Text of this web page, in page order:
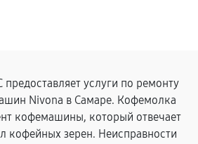
услуги по ремонту
Nivona в Самаре. Кофемолка
кофемашины, который отвечает
кофейных зерен. Неисправности